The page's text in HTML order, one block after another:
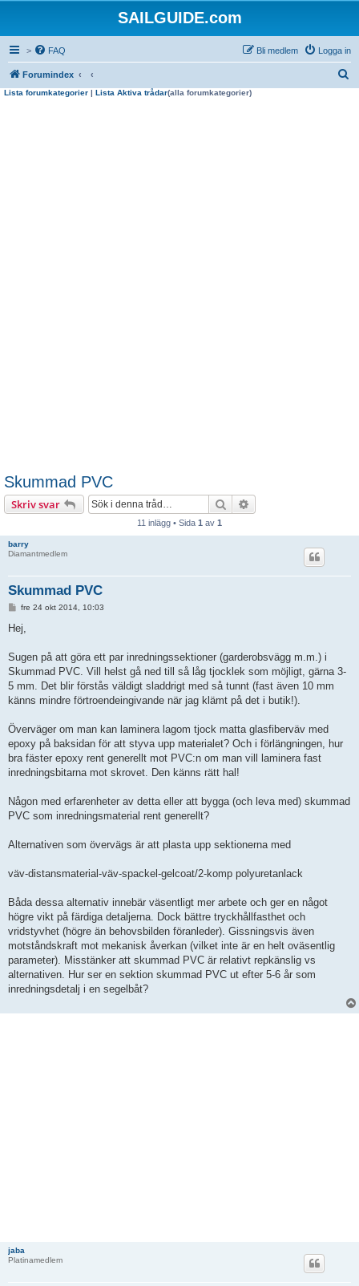
SAILGUIDE.com
> FAQ Logga in
Bli medlem
Forumindex
Lista forumkategorier | Lista Aktiva trådar(alla forumkategorier)
Skummad PVC
Skriv svar Sök
11 inlägg • Sida 1 av 1
barry
Diamantmedlem
Skummad PVC
l
ä
g
fre 24 okt 2014, 10:03
Hej,
Sugen på att göra ett par inredningssektioner (garderobsvägg m.m.) i
Skummad PVC. Vill helst gå ned till så låg tjocklek som möjligt, gärna 3-
5 mm. Det blir förstås väldigt sladdrigt med så tunnt (fast även 10 mm
känns mindre förtroendeingivande när jag klämt på det i butik!).
Överväger om man kan laminera lagom tjock matta glasfiberväv med
epoxy på baksidan för att styva upp materialet? Och i förlängningen, hur
bra fäster epoxy rent generellt mot PVC:n om man vill laminera fast
inredningsbitarna mot skrovet. Den känns rätt hal!
Någon med erfarenheter av detta eller att bygga (och leva med) skummad
PVC som inredningsmaterial rent generellt?
Alternativen som övervägs är att plasta upp sektionerna med
väv-distansmaterial-väv-spackel-gelcoat/2-komp polyuretanlack
Båda dessa alternativ innebär väsentligt mer arbete och ger en något
högre vikt på färdiga detaljerna. Dock bättre tryckhållfasthet och
vridstyvhet (högre än behovsbilden föranleder). Gissningsvis även
motståndskraft mot mekanisk åverkan (vilket inte är en helt oväsentlig
parameter). Misstänker att skummad PVC är relativt repkänslig vs
alternativen. Hur ser en sektion skummad PVC ut efter 5-6 år som
inredningsdetalj i en segelbåt?
jaba
Platinamedlem